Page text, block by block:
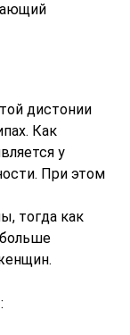
дистонии
Как
у
При этом
тогда как